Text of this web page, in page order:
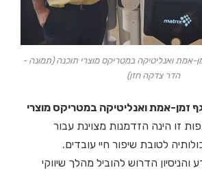
אמת ואנליטיקה במטריקס מוצרי תוכנה (תמונה -
הדר צדקה חזן)
זמן-אמת ואנליטיקה במטריקס מוצרי
זו הינה הזדמנות מצוינת עבור
לטובת שיפור חיי עובדים.
הדרוש להוביל מהלך שיווקי